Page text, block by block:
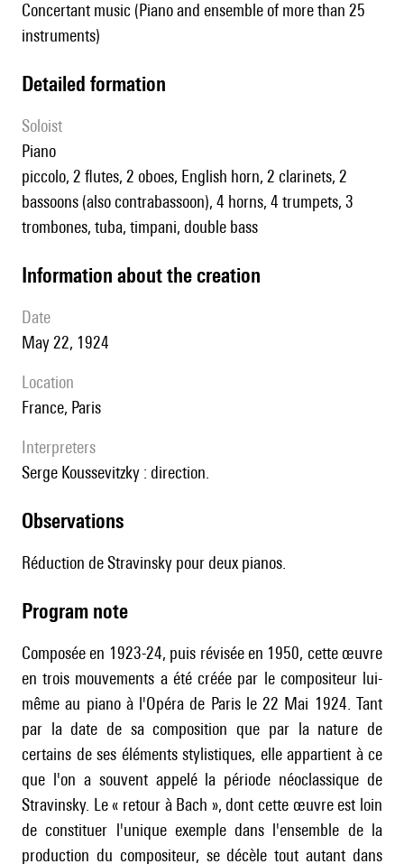
Concertant music (Piano and ensemble of more than 25
instruments)
detailed formation
Soloist
piano
piccolo, 2 flutes, 2 oboes, English horn, 2 clarinets, 2
bassoons (also contrabassoon), 4 horns, 4 trumpets, 3
trombones, tuba, timpani, double bass
information about the creation
date
May 22, 1924
location
France, Paris
interpreters
Serge Koussevitzky : direction.
observations
Réduction de Stravinsky pour deux pianos.
Program note
Composée en 1923-24, puis révisée en 1950, cette œuvre
en trois mouvements a été créée par le compositeur lui-
même au piano à l'Opéra de Paris le 22 Mai 1924. Tant
par la date de sa composition que par la nature de
certains de ses éléments stylistiques, elle appartient à ce
que l'on a souvent appelé la période néoclassique de
Stravinsky. Le « retour à Bach », dont cette œuvre est loin
de constituer l'unique exemple dans l'ensemble de la
production du compositeur, se décèle tout autant dans